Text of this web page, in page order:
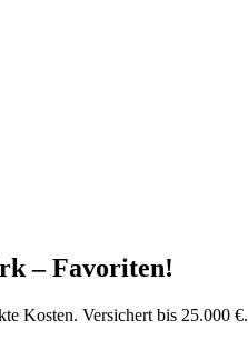
– Favoriten!
Kosten. Versichert bis 25.000 €.